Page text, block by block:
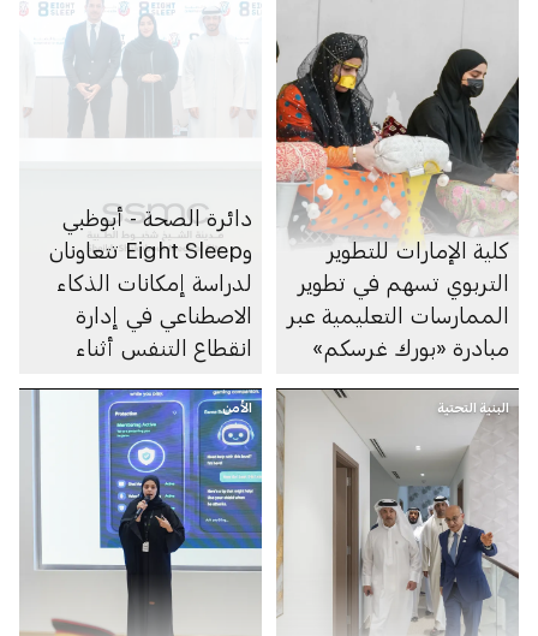
كلية الإمارات للتطوير
التربوي تسهم في تطوير
الممارسات التعليمية عبر
مبادرة «بورك غرسكم»
دائرة الصحة - أبوظبي
وEight Sleep تتعاونان
لدراسة إمكانات الذكاء
الاصطناعي في إدارة
انقطاع التنفس أثناء
البنية التحتية الأمن